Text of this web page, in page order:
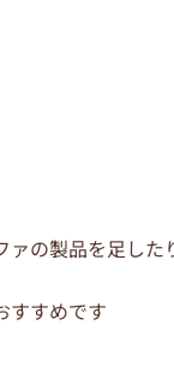
の製品を足した
すすめです